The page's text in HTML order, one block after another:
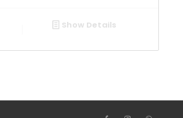
Show Details